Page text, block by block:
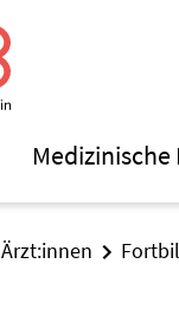
Ärzt:innen